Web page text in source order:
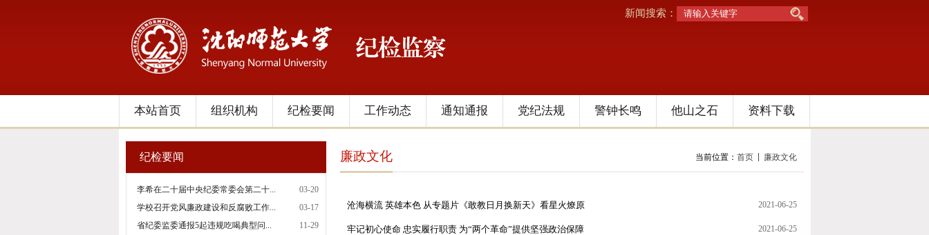
新闻搜索：
本站首页 组织机构 纪检要闻 工作动态 通知通报 党纪法规 警钟长鸣 他山之石 资料下载
纪检要闻
李希在二十届中央纪委常委会第二十...
03-20
学校召开党风廉政建设和反腐败工作...
03-17
省纪委监委通报5起违规吃喝典型问...
11-29
当前位置： 首页 廉政文化
廉政文化
沧海横流 英雄本色 从专题片《敢教日月换新天》看星火燎原 2021-06-25
牢记初心使命 忠实履行职责 为“两个革命”提供坚强政治保障 2021-06-25